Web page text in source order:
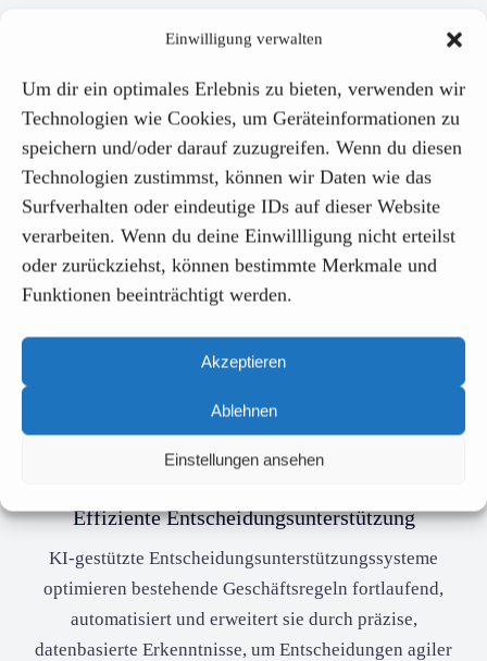
Einwilligung verwalten
Um dir ein optimales Erlebnis zu bieten, verwenden wir
Technologien wie Cookies, um Geräteinformationen zu
speichern und/oder darauf zuzugreifen. Wenn du diesen
Technologien zustimmst, können wir Daten wie das
Surfverhalten oder eindeutige IDs auf dieser Website
verarbeiten. Wenn du deine Einwillligung nicht erteilst
oder zurückziehst, können bestimmte Merkmale und
Funktionen beeinträchtigt werden.
Akzeptieren
Ablehnen
Einstellungen ansehen
Unsere Leistungen
Intelligente Dokumentenverarbeitung
KI-gestützte Datenverarbeitung extrahiert präzise
Informationen aus E-Mails, Formularen und PDFs,
minimiert manuelle Aufwände und steigert durch
skalierbare, anpassungsfähige Lösungen nachhaltig
die Prozesseffizienz, indem Abläufe beschleunigt und
Effiziente Entscheidungsunterstützung
KI-gestützte Entscheidungsunterstützungssysteme
optimieren bestehende Geschäftsregeln fortlaufend,
automatisiert und erweitert sie durch präzise,
datenbasierte Erkenntnisse, um Entscheidungen agiler